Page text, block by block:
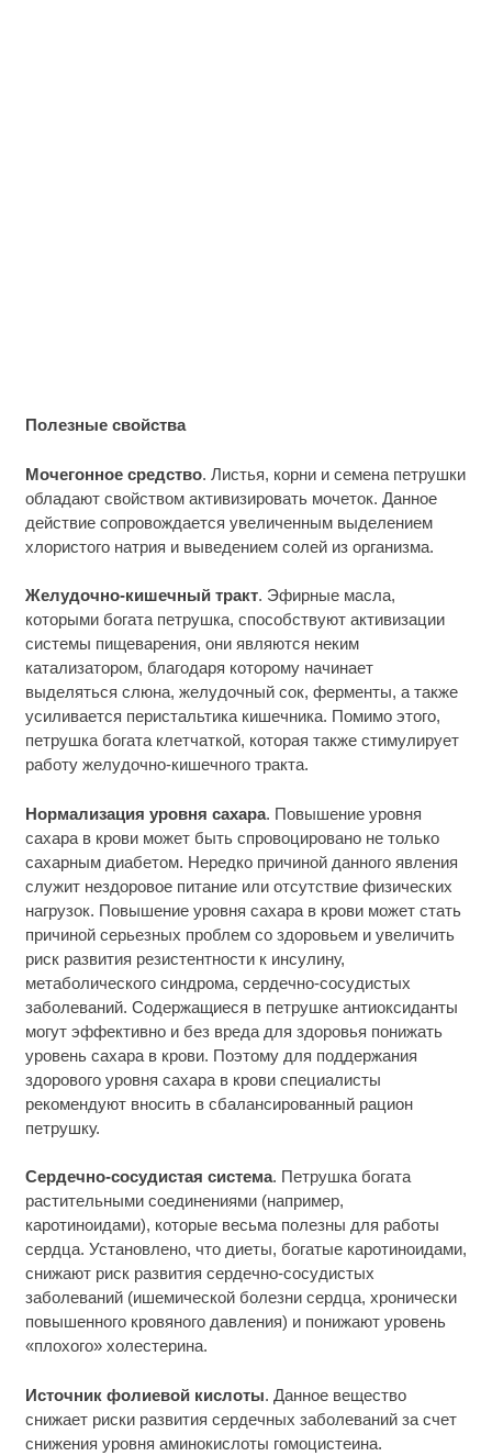
Полезные свойства
Мочегонное средство. Листья, корни и семена петрушки
обладают свойством активизировать мочеток. Данное
действие сопровождается увеличенным выделением
хлористого натрия и выведением солей из организма.
Желудочно-кишечный тракт. Эфирные масла,
которыми богата петрушка, способствуют активизации
системы пищеварения, они являются неким
катализатором, благодаря которому начинает
выделяться слюна, желудочный сок, ферменты, а также
усиливается перистальтика кишечника. Помимо этого,
петрушка богата клетчаткой, которая также стимулирует
работу желудочно-кишечного тракта.
Нормализация уровня сахара. Повышение уровня
сахара в крови может быть спровоцировано не только
сахарным диабетом. Нередко причиной данного явления
служит нездоровое питание или отсутствие физических
нагрузок. Повышение уровня сахара в крови может стать
причиной серьезных проблем со здоровьем и увеличить
риск развития резистентности к инсулину,
метаболического синдрома, сердечно-сосудистых
заболеваний. Содержащиеся в петрушке антиоксиданты
могут эффективно и без вреда для здоровья понижать
уровень сахара в крови. Поэтому для поддержания
здорового уровня сахара в крови специалисты
рекомендуют вносить в сбалансированный рацион
петрушку.
Сердечно-сосудистая система. Петрушка богата
растительными соединениями (например,
каротиноидами), которые весьма полезны для работы
сердца. Установлено, что диеты, богатые каротиноидами,
снижают риск развития сердечно-сосудистых
заболеваний (ишемической болезни сердца, хронически
повышенного кровяного давления) и понижают уровень
«плохого» холестерина.
Источник фолиевой кислоты. Данное вещество
снижает риски развития сердечных заболеваний за счет
снижения уровня аминокислоты гомоцистеина.